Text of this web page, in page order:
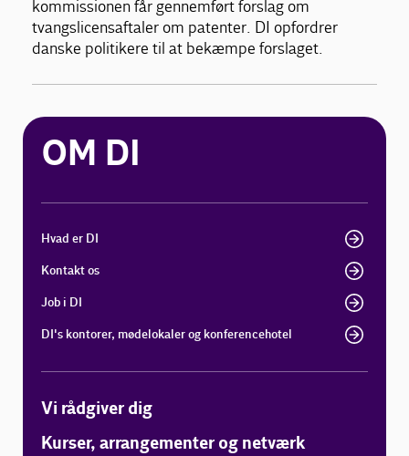
kommissionen får gennemført forslag om
tvangslicensaftaler om patenter. DI opfordrer
danske politikere til at bekæmpe forslaget.
OM DI
Hvad er DI
Kontakt os
Job i DI
DI's kontorer, mødelokaler og konferencehotel
Vi rådgiver dig
Kurser, arrangementer og netværk